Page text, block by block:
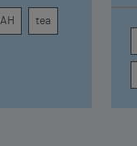
la
tea